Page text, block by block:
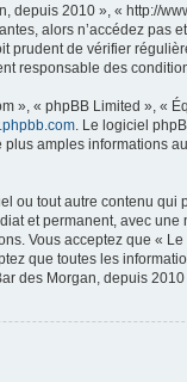
2010 », « http://
alors n’accédez pas
prudent de vérifier
responsable des
», « phpBB Limited », «
. Le logiciel
amples informations
ou tout autre contenu
et permanent, avec une
Vous acceptez que «
que toutes les
des Morgan, depuis